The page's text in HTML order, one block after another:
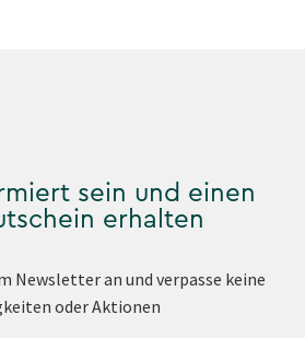
sein und einen
erhalten
Newsletter an und verpasse keine
oder Aktionen